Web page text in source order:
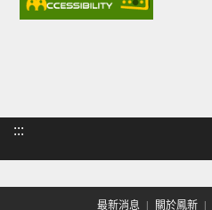
:::
最新消息 關於鳳新